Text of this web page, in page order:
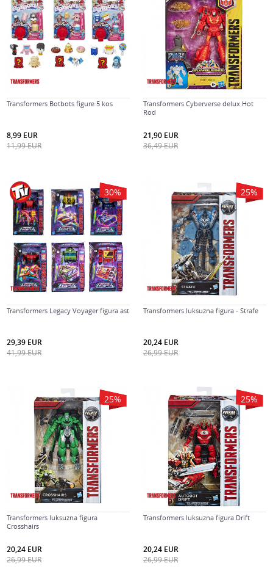
Transformers Botbots figure 5 kos
8,99 EUR
11,99EUR
Transformers Cyberverse delux Hot
Rod
21,90 EUR
36,49EUR
30%
Transformers Legacy Voyager figura ast
29,39 EUR
41,99EUR
25%
Transformers luksuzna figura - Strafe
20,24 EUR
26,99EUR
25%
Transformers luksuzna figura
Crosshairs
20,24 EUR
26,99EUR
25%
Transformers luksuzna figura Drift
20,24 EUR
26,99EUR